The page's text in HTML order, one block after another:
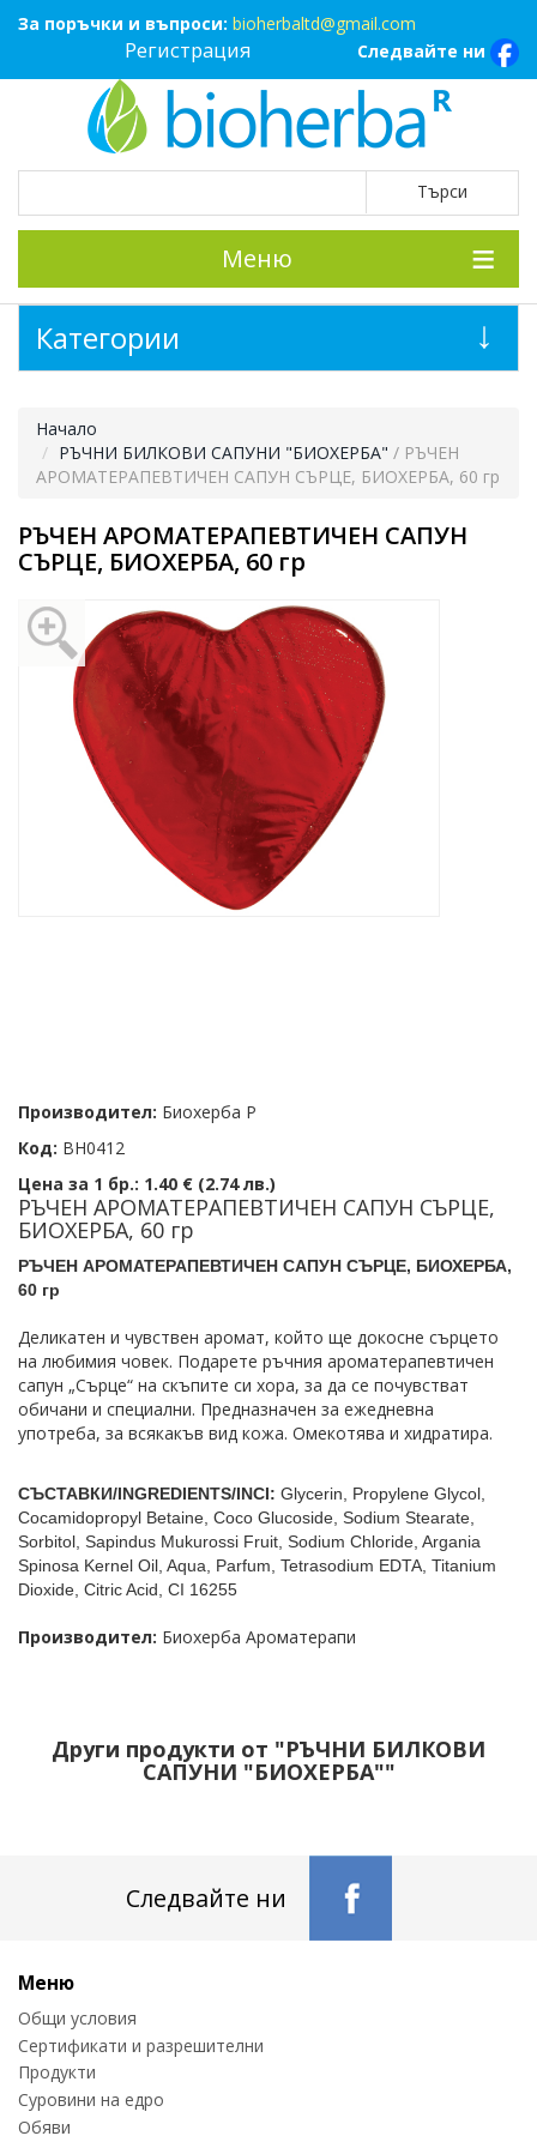
За поръчки и въпроси: bioherbaltd@gmail.com
Следвайте ни
Регистрация
Меню
Начало
РЪЧНИ БИЛКОВИ САПУНИ "БИОХЕРБА" / РЪЧЕН
АРОМАТЕРАПЕВТИЧЕН САПУН СЪРЦЕ, БИОХЕРБА, 60 гр
РЪЧЕН АРОМАТЕРАПЕВТИЧЕН САПУН
СЪРЦЕ, БИОХЕРБА, 60 гр
Производител: Биохерба Р
Код: BH0412
Цена за 1 бр.: 1.40 € (2.74 лв.)
РЪЧЕН АРОМАТЕРАПЕВТИЧЕН САПУН СЪРЦЕ,
БИОХЕРБА, 60 гр
РЪЧЕН АРОМАТЕРАПЕВТИЧЕН САПУН СЪРЦЕ, БИОХЕРБА,
60 гр
Деликатен и чувствен аромат, който ще докосне сърцето
на любимия човек. Подарете ръчния ароматерапевтичен
сапун „Сърце“ на скъпите си хора, за да се почувстват
обичани и специални. Предназначен за ежедневна
употреба, за всякакъв вид кожа. Омекотява и хидратира.
СЪСТАВКИ/INGREDIENTS/INCI: Glycerin, Propylene Glycol,
Cocamidopropyl Betaine, Coco Glucoside, Sodium Stearate,
Sorbitol, Sapindus Mukurossi Fruit, Sodium Chloride, Argania
Spinosa Kernel Oil, Aqua, Parfum, Tetrasodium EDTA, Titanium
Dioxide, Citric Acid, CI 16255
Производител: Биохерба Ароматерапи
Други продукти от "РЪЧНИ БИЛКОВИ
САПУНИ "БИОХЕРБА""
Категории
Следвайте ни
Меню
Общи условия
Сертификати и разрешителни
Продукти
Суровини на едро
Обяви